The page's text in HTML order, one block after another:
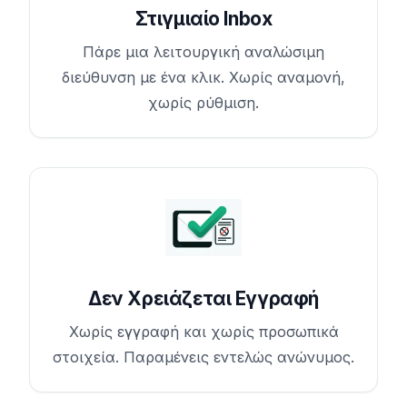
Στιγμιαίο Inbox
Πάρε μια λειτουργική αναλώσιμη
διεύθυνση με ένα κλικ. Χωρίς αναμονή,
χωρίς ρύθμιση.
Δεν Χρειάζεται Εγγραφή
Χωρίς εγγραφή και χωρίς προσωπικά
στοιχεία. Παραμένεις εντελώς ανώνυμος.